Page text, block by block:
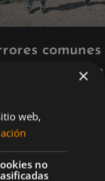
comunes
cardio ×
web,
no